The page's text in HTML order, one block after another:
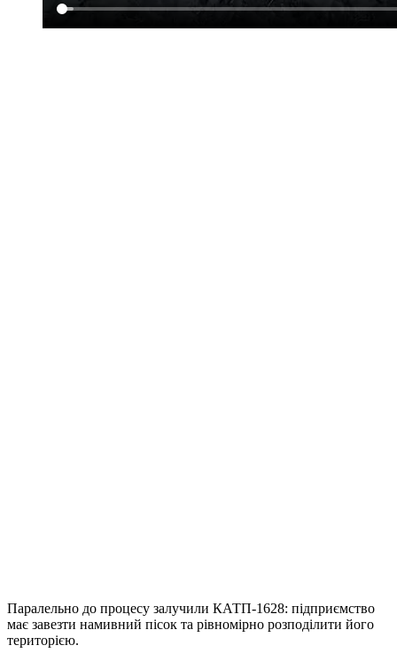
Паралельно до процесу залучили КАТП-1628: підприємство
має завезти намивний пісок та рівномірно розподілити його
територією.